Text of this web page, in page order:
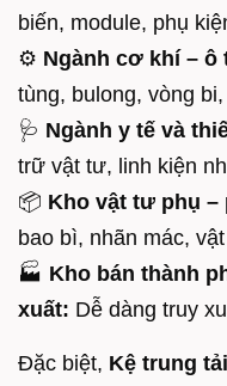
biến, module, phụ
⚙️ Ngành cơ khí – ô
tùng, bulong, vòng
🩺 Ngành y tế và
trữ vật tư, linh kiện
📦 Kho vật tư phụ –
bao bì, nhãn mác,
🏭 Kho bán thành
xuất: Dễ dàng truy
Đặc biệt, Kệ trung